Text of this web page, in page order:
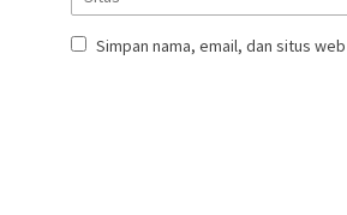
Simpan nama, email, dan situs